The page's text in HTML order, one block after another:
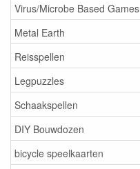
Virus/Microbe Based Games
Metal Earth
Reisspellen
Legpuzzles
Schaakspellen
DIY Bouwdozen
bicycle speelkaarten